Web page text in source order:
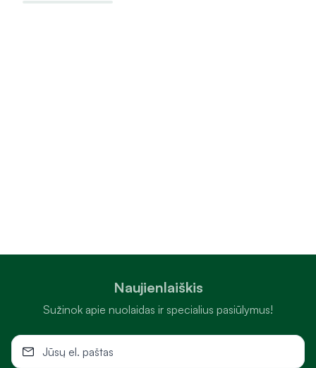
Naujienlaiškis
Sužinok apie nuolaidas ir specialius pasiūlymus!